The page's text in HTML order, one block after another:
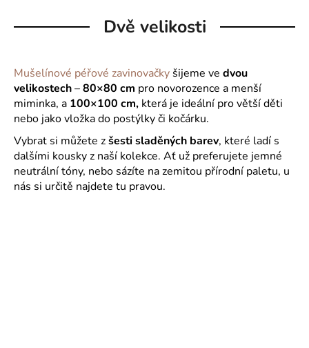
Dvě velikosti
Mušelínové péřové zavinovačky šijeme ve dvou
velikostech–80×80 cm pro novorozence a menší
miminka, a 100×100 cm, která je ideální pro větší děti
nebo jako vložka do postýlky či kočárku.
Vybrat si můžete zšesti sladěných barev, které ladí s
dalšími kousky z naší kolekce. Ať už preferujete jemné
neutrální tóny, nebo sázíte na zemitou přírodní paletu, u
nás si určitě najdete tu pravou.